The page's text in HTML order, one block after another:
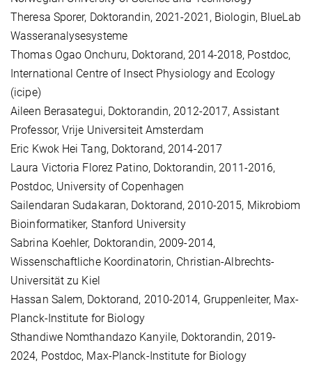
Theresa Sporer, Doktorandin, 2021-2021, Biologin, BlueLab
Wasseranalysesysteme
Thomas Ogao Onchuru, Doktorand, 2014-2018, Postdoc,
International Centre of Insect Physiology and Ecology
(icipe)
Aileen Berasategui, Doktorandin, 2012-2017, Assistant
Professor, Vrije Universiteit Amsterdam
Eric Kwok Hei Tang, Doktorand, 2014-2017
Laura Victoria Florez Patino, Doktorandin, 2011-2016,
Postdoc, University of Copenhagen
Sailendaran Sudakaran, Doktorand, 2010-2015, Mikrobiom
Bioinformatiker, Stanford University
Sabrina Koehler, Doktorandin, 2009-2014,
Wissenschaftliche Koordinatorin, Christian-Albrechts-
Universität zu Kiel
Hassan Salem, Doktorand, 2010-2014, Gruppenleiter, Max-
Planck-Institute for Biology
Sthandiwe Nomthandazo Kanyile, Doktorandin, 2019-
2024, Postdoc, Max-Planck-Institute for Biology